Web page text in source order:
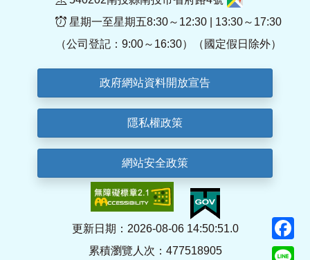
星期一至星期五8:30～12:30 | 13:30～17:30
（公司登記：9:00～16:30）（國定假日除外）
政府網站資料開放宣告
隱私權政策
網站安全政策
更新日期：2026-08-06 14:50:51.0
累積瀏覽人次：477518905